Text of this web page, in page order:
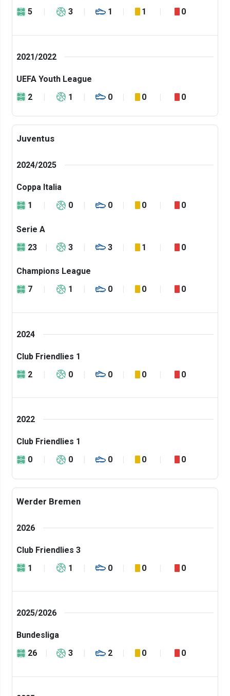
5
3 1 1 0
2021/2022
UEFA Youth League
2
1 0 0 0
Juventus
2024/2025
Coppa Italia
1
0 0 0 0
Serie A
23
3 3 1 0
Champions League
7
1 0 0 0
2024
Club Friendlies 1
2
0 0 0 0
2022
Club Friendlies 1
0
0 0 0 0
Werder Bremen
2026
Club Friendlies 3
1
1 0 0 0
2025/2026
Bundesliga
26
3 2 0 0